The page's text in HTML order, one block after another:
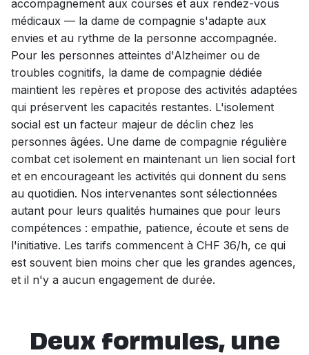
accompagnement aux courses et aux rendez-vous
médicaux — la dame de compagnie s'adapte aux
envies et au rythme de la personne accompagnée.
Pour les personnes atteintes d'Alzheimer ou de
troubles cognitifs, la dame de compagnie dédiée
maintient les repères et propose des activités adaptées
qui préservent les capacités restantes. L'isolement
social est un facteur majeur de déclin chez les
personnes âgées. Une dame de compagnie régulière
combat cet isolement en maintenant un lien social fort
et en encourageant les activités qui donnent du sens
au quotidien. Nos intervenantes sont sélectionnées
autant pour leurs qualités humaines que pour leurs
compétences : empathie, patience, écoute et sens de
l'initiative. Les tarifs commencent à CHF 36/h, ce qui
est souvent bien moins cher que les grandes agences,
et il n'y a aucun engagement de durée.
Deux formules, une